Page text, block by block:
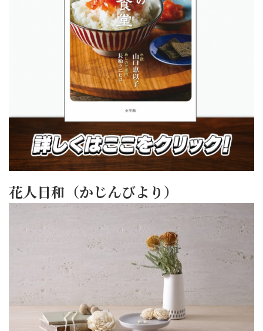
花人日和（かじんびより）